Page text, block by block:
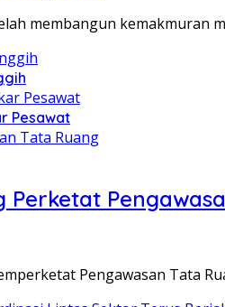
membangun kemakmuran
Pesawat
Perketat
Pengawasan Tata